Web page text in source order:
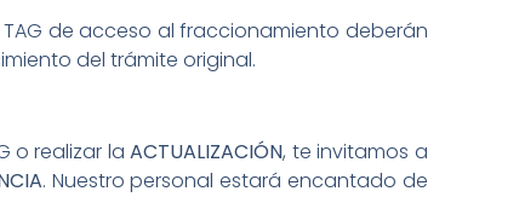
de acceso al fraccionamiento deberán
del trámite original.
o realizar laACTUALIZACIÓN, te invitamos a
. Nuestro personal estará encantado de